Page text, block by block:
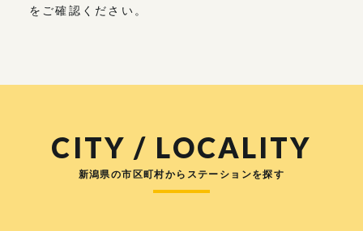
をご確認ください。
CITY / LOCALITY
新潟県の市区町村からステーションを探す